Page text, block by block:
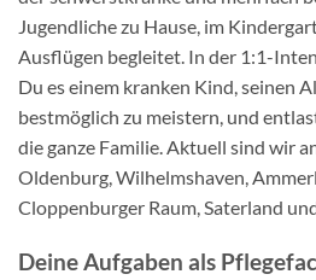
Jugendliche zu Hause, im
Ausflügen begleitet. In der 1:1-
Du es einem kranken Kind, seinen
bestmöglich zu meistern, und
die ganze Familie. Aktuell sind wir
Oldenburg, Wilhelmshaven,
Cloppenburger Raum, Saterland
Deine Aufgaben als